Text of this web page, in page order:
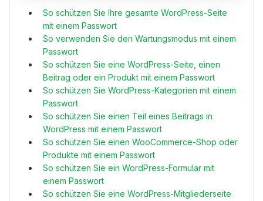
So schützen Sie Ihre gesamte WordPress-Seite
mit einem Passwort
So verwenden Sie den Wartungsmodus mit einem
Passwort
So schützen Sie eine WordPress-Seite, einen
Beitrag oder ein Produkt mit einem Passwort
So schützen Sie WordPress-Kategorien mit einem
Passwort
So schützen Sie einen Teil eines Beitrags in
WordPress mit einem Passwort
So schützen Sie einen WooCommerce-Shop oder
Produkte mit einem Passwort
So schützen Sie ein WordPress-Formular mit
einem Passwort
So schützen Sie eine WordPress-Mitgliederseite